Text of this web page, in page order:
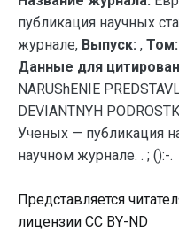
публикация научных
журнале, Выпуск: , Том:
Данные для
NARUShENIE
DEVIANTNYH
Ученых — публикация
научном журнале. . ; ():-.
Представляется
лицензии CC BY-ND